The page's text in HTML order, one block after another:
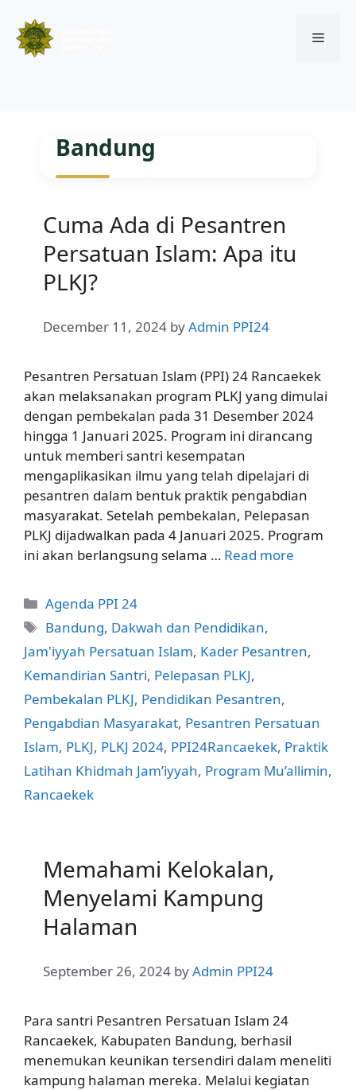
Menu
Bandung
Cuma Ada di Pesantren
Persatuan Islam: Apa itu
PLKJ?
December 11, 2024 byAdmin PPI24
Pesantren Persatuan Islam (PPI) 24 Rancaekek
akan melaksanakan program PLKJ yang dimulai
dengan pembekalan pada 31 Desember 2024
hingga 1 Januari 2025. Program ini dirancang
untuk memberi santri kesempatan
mengaplikasikan ilmu yang telah dipelajari di
pesantren dalam bentuk praktik pengabdian
masyarakat. Setelah pembekalan, Pelepasan
PLKJ dijadwalkan pada 4 Januari 2025. Program
ini akan berlangsung selama … Read more
Categories
Agenda PPI 24
Tags
Bandung, Dakwah dan Pendidikan,
Jam'iyyah Persatuan Islam, Kader Pesantren,
Kemandirian Santri, Pelepasan PLKJ,
Pembekalan PLKJ, Pendidikan Pesantren,
Pengabdian Masyarakat, Pesantren Persatuan
Islam, PLKJ, PLKJ 2024, PPI24Rancaekek, Praktik
Latihan Khidmah Jam’iyyah, Program Mu’allimin,
Rancaekek
Memahami Kelokalan,
Menyelami Kampung
Halaman
September 26, 2024 byAdmin PPI24
Para santri Pesantren Persatuan Islam 24
Rancaekek, Kabupaten Bandung, berhasil
menemukan keunikan tersendiri dalam meneliti
kampung halaman mereka. Melalui kegiatan